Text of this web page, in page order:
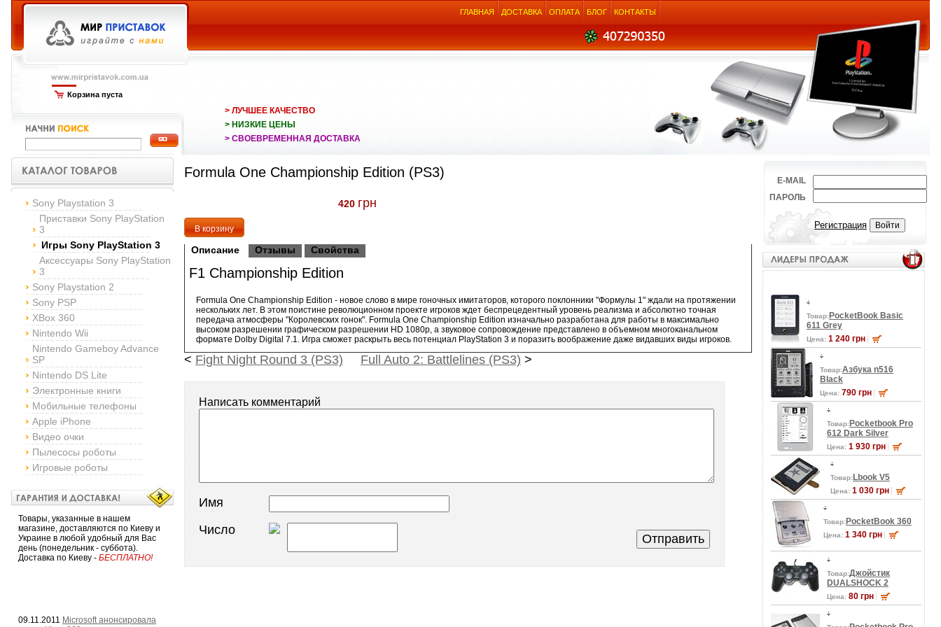
Корзина пуста
ГЛАВНАЯ ДОСТАВКА ОПЛАТА БЛОГ КОНТАКТЫ
> ЛУЧШЕЕ КАЧЕСТВО
> НИЗКИЕ ЦЕНЫ
> СВОЕВРЕМЕННАЯ ДОСТАВКА
Sony Playstation 3
Приставки Sony PlayStation
3
Игры Sony PlayStation 3
Аксессуары Sony PlayStation
3
Sony Playstation 2
Sony PSP
XBox 360
Nintendo Wii
Nintendo Gameboy Advance
SP
Nintendo DS Lite
Электронные книги
Мобильные телефоны
Apple iPhone
Видео очки
Пылесосы роботы
Игровые роботы
Товары, указанные в нашем
магазине, доставляются по Киеву и
Украине в любой удобный для Вас
день (понедельник - суббота).
Доставка по Киеву - БЕСПЛАТНО!
09.11.2011 Microsoft анонсировала
Formula One Championship Edition (PS3)
420 грн
Описание Отзывы Свойства
F1 Championship Edition
Formula One Championship Edition - новое слово в мире гоночных имитаторов, которого поклонники "Формулы 1" ждали на протяжении
нескольких лет. В этом поистине революционном проекте игроков ждет беспрецедентный уровень реализма и абсолютно точная
передача атмосферы "Королевских гонок". Formula One Championship Edition изначально разработана для работы в максимально
высоком разрешении графическом разрешении HD 1080p, а звуковое сопровождение представлено в объемном многоканальном
формате Dolby Digital 7.1. Игра сможет раскрыть весь потенциал PlayStation 3 и поразить воображение даже видавших виды игроков.
< Fight Night Round 3 (PS3) Full Auto 2: Battlelines (PS3) >
Написать комментарий
Имя
Число
E-MAIL
ПАРОЛЬ
Регистрация
Товар:PocketBook Basic
611 Grey
Цена: 1 240 грн
Товар:Азбука n516
Black
Цена: 790 грн
Товар:Pocketbook Pro
612 Dark Silver
Цена: 1 930 грн
Товар:Lbook V5
Цена: 1 030 грн
Товар:PocketBook 360
Цена: 1 340 грн
Товар:Джойстик
DUALSHOCK 2
Цена: 80 грн